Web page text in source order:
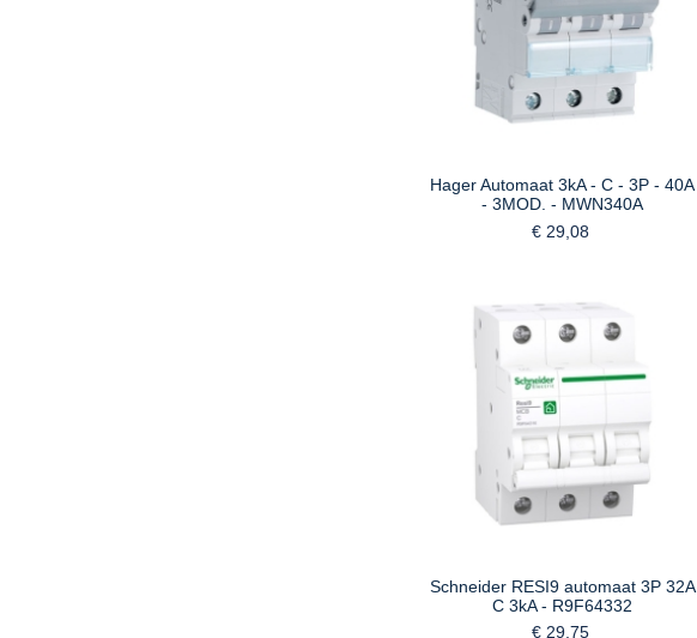
Hager Automaat 3kA - C - 3P - 40A
- 3MOD. - MWN340A
€ 29,08
Schneider RESI9 automaat 3P 32A
C 3kA - R9F64332
€ 29,75